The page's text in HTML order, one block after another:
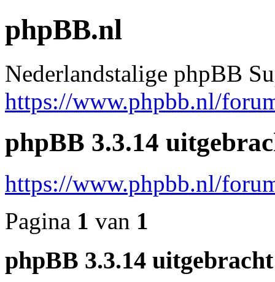
phpBB.nl
Nederlandstalige phpBB
https://www.phpbb.nl/
phpBB 3.3.14
https://www.phpbb.nl/
Pagina 1 van 1
phpBB 3.3.14 uitgebracht